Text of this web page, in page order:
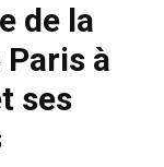
de la
à
ses